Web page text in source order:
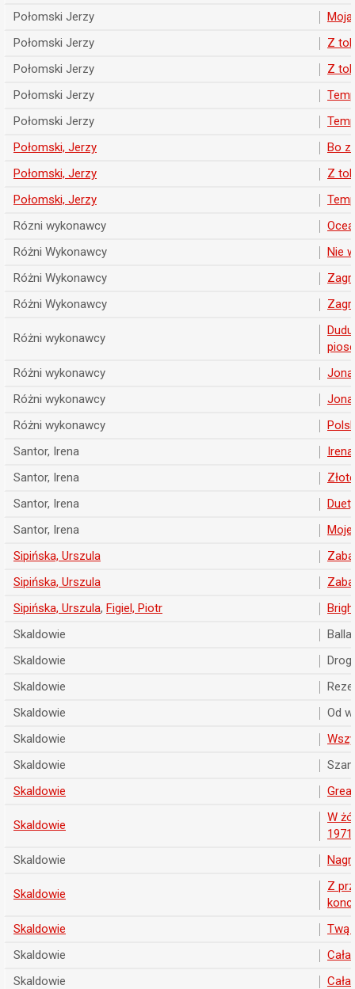
Połomski Jerzy
Połomski Jerzy
Z
Połomski Jerzy
Z
Połomski Jerzy
Połomski Jerzy
Połomski, Jerzy
Bo z
Połomski, Jerzy
Z
Połomski, Jerzy
Rózni wykonawcy
Różni Wykonawcy
Nie
Różni Wykonawcy
Różni Wykonawcy
Różni wykonawcy
Różni wykonawcy
Różni wykonawcy
Różni wykonawcy
Santor, Irena
Santor, Irena
Santor, Irena
Santor, Irena
Sipińska, Urszula
Sipińska, Urszula
Sipińska, Urszula, Figiel, Piotr
Skaldowie
Skaldowie
Skaldowie
Skaldowie
Od
Skaldowie
Skaldowie
Skaldowie
Skaldowie
W
1971
Skaldowie
Skaldowie
Z
Skaldowie
Twą
Skaldowie
Skaldowie